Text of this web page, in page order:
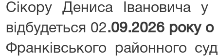
Сікору Дениса Івановича у
відбудеться 02.09.2026 року о
Франківського районного